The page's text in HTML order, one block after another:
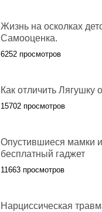
Жизнь на осколках
Самооценка.
6252 просмотров
Как отличить Лягушку
15702 просмотров
Опустившиеся мамки
бесплатный гаджет
11663 просмотров
Нарциссическая